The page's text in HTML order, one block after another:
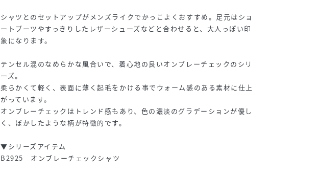
シャツとのセットアップがメンズライクでかっこよくおすすめ。足元はショ
ートブーツやすっきりしたレザーシューズなどと合わせると、大人っぽい印
象になります。
テンセル混のなめらかな風合いで、着心地の良いオンブレーチェックのシリ
ーズ。
柔らかくて軽く、表面に薄く起毛をかける事でウォーム感のある素材に仕上
がっています。
オンブレーチェックはトレンド感もあり、色の濃淡のグラデーションが優し
く、ぼかしたような柄が特徴的です。
▼シリーズアイテム
B2925 オンブレーチェックシャツ